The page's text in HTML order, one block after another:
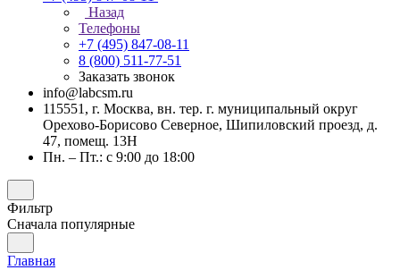
Назад
Телефоны
+7 (495) 847-08-11
8 (800) 511-77-51
Заказать звонок
info@labcsm.ru
115551, г. Москва, вн. тер. г. муниципальный округ
Орехово-Борисово Северное, Шипиловский проезд, д.
47, помещ. 13Н
Пн. – Пт.: с 9:00 до 18:00
Фильтр
Сначала популярные
Главная